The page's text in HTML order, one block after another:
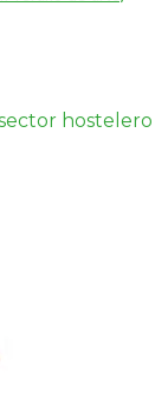
hostelero